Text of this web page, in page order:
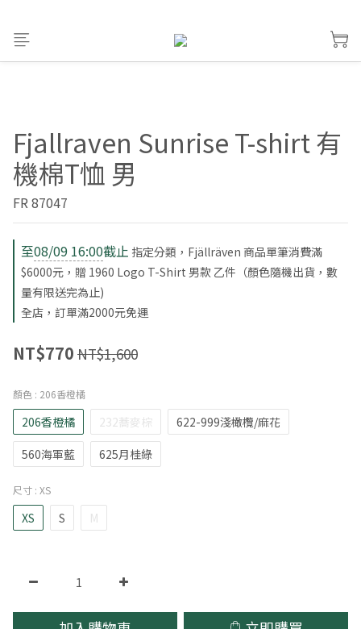
Fjallraven Sunrise T-shirt 有
機棉T恤 男
FR 87047
至08/09 16:00截止 指定分類，Fjällräven 商品單筆消費滿
$6000元，贈 1960 Logo T-Shirt 男款 乙件（顏色隨機出貨，數
量有限送完為止)
全店，訂單滿2000元免運
NT$770 NT$1,600
顏色 : 206香橙橘
206香橙橘 232蕎麥棕
622-999淺橄欖/麻花
560海軍藍
625月桂綠
尺寸 : XS
XS S M